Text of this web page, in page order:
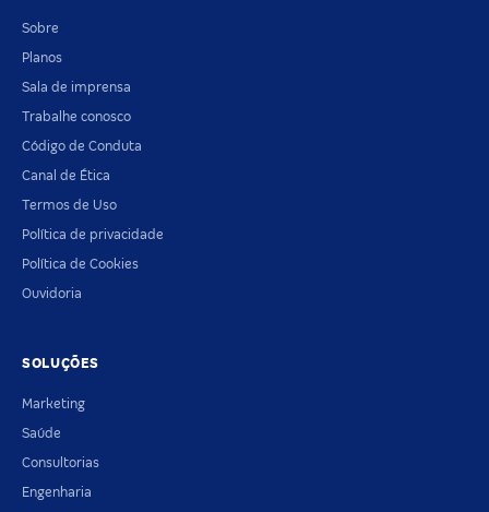
Sobre
Planos
Sala de imprensa
Trabalhe conosco
Código de Conduta
Canal de Ética
Termos de Uso
Política de privacidade
Política de Cookies
Ouvidoria
SOLUÇÕES
Marketing
Saúde
Consultorias
Engenharia